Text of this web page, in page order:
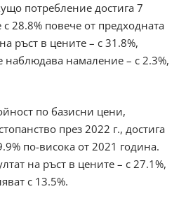
потребление достига 7
28.8% повече от предходната
ръст в цените – с 31.8%,
наблюдава намаление – с 2.3%,
по базисни цени,
през 2022 г., достига
по-висока от 2021 година.
на ръст в цените – с 27.1%,
с 13.5%.